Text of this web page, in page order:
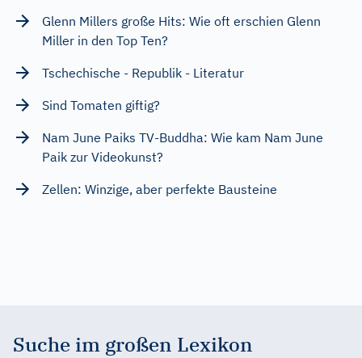
Glenn Millers große Hits: Wie oft erschien Glenn
Miller in den Top Ten?
Tschechische - Republik - Literatur
Sind Tomaten giftig?
Nam June Paiks TV-Buddha: Wie kam Nam June
Paik zur Videokunst?
Zellen: Winzige, aber perfekte Bausteine
Suche im großen Lexikon